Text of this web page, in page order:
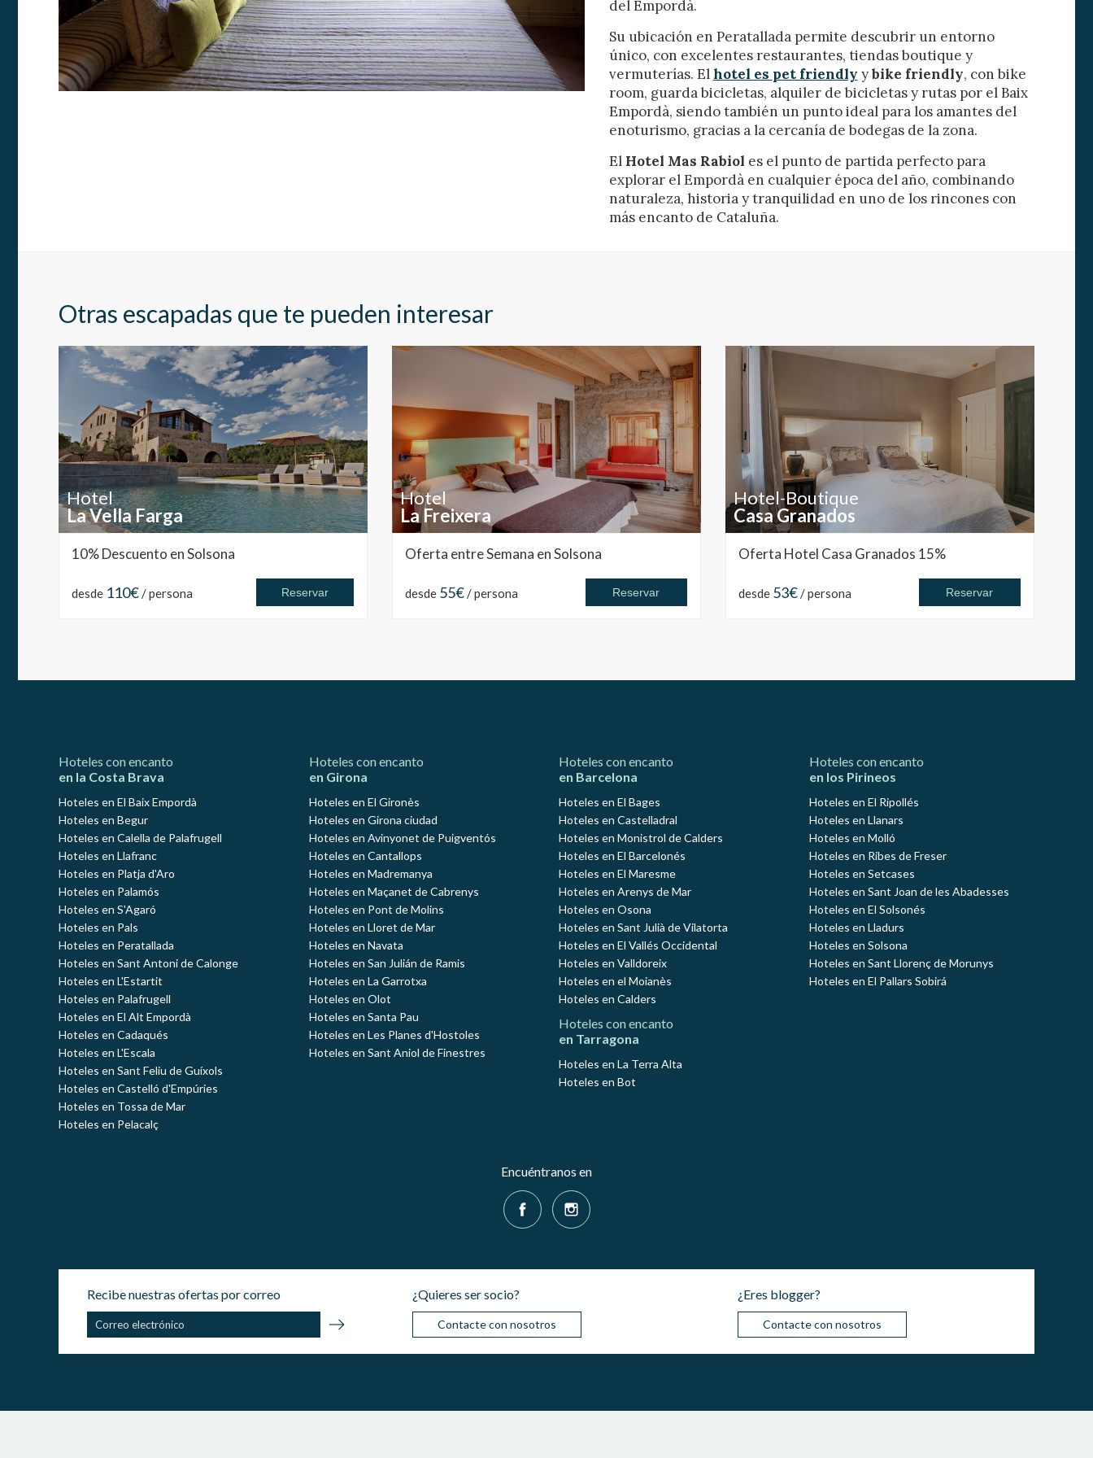
del Empordà.
Su ubicación en Peratallada permite descubrir un entorno
único, con excelentes restaurantes, tiendas boutique y
vermuterías. Elhotel es pet friendly ybike friendly, con bike
room, guarda bicicletas, alquiler de bicicletas y rutas por el Baix
Empordà, siendo también un punto ideal para los amantes del
enoturismo, gracias a la cercanía de bodegas de la zona.
El Hotel Mas Rabiol es el punto de partida perfecto para
explorar el Empordà en cualquier época del año, combinando
naturaleza, historia y tranquilidad en uno de los rincones con
más encanto de Cataluña.
Otras escapadas que te pueden interesar
Hotel
La Vella Farga
10% Descuento en Solsona
desde 110€/ persona Reservar
Hotel
La Freixera
Oferta entre Semana en Solsona
desde 55€/ persona Reservar
Hotel-Boutique
Casa Granados
Oferta Hotel Casa Granados 15%
desde 53€/ persona Reservar
Hoteles con encanto
en la Costa Brava
Hoteles en El Baix Empordà
Hoteles en Begur
Hoteles en Calella de Palafrugell
Hoteles en Llafranc
Hoteles en Platja d'Aro
Hoteles en Palamós
Hoteles en S'Agaró
Hoteles en Pals
Hoteles en Peratallada
Hoteles en Sant Antoni de Calonge
Hoteles en L'Estartit
Hoteles en Palafrugell
Hoteles en El Alt Empordà
Hoteles en Cadaqués
Hoteles en L'Escala
Hoteles en Sant Feliu de Guíxols
Hoteles en Castelló d'Empúries
Hoteles en Tossa de Mar
Hoteles en Pelacalç
Hoteles con encanto
en Girona
Hoteles en El Gironès
Hoteles en Girona ciudad
Hoteles en Avinyonet de Puigventós
Hoteles en Cantallops
Hoteles en Madremanya
Hoteles en Maçanet de Cabrenys
Hoteles en Pont de Molins
Hoteles en Lloret de Mar
Hoteles en Navata
Hoteles en San Julián de Ramis
Hoteles en La Garrotxa
Hoteles en Olot
Hoteles en Santa Pau
Hoteles en Les Planes d'Hostoles
Hoteles en Sant Aniol de Finestres
Hoteles con encanto
en Barcelona
Hoteles en El Bages
Hoteles en Castelladral
Hoteles en Monistrol de Calders
Hoteles en El Barcelonés
Hoteles en El Maresme
Hoteles en Arenys de Mar
Hoteles en Osona
Hoteles en Sant Julià de Vilatorta
Hoteles en El Vallés Occidental
Hoteles en Valldoreix
Hoteles en el Moianès
Hoteles en Calders
Hoteles con encanto
en Tarragona
Hoteles en La Terra Alta
Hoteles en Bot
Hoteles con encanto
en los Pirineos
Hoteles en El Ripollés
Hoteles en Llanars
Hoteles en Molló
Hoteles en Ribes de Freser
Hoteles en Setcases
Hoteles en Sant Joan de les Abadesses
Hoteles en El Solsonés
Hoteles en Lladurs
Hoteles en Solsona
Hoteles en Sant Llorenç de Morunys
Hoteles en El Pallars Sobirá
Encuéntranos en
Recibe nuestras ofertas por correo ¿Quieres ser socio?
Contacte con nosotros
¿Eres blogger?
Contacte con nosotros
Estas cookies son utilizadas para almacenar información sobre las preferencias y
elecciones personales del usuario a través de la observación continuada de sus
hábitos de navegación. Gracias a ellas, podemos conocer los hábitos de navegación
en el sitio web y mostrar publicidad relacionada con el perfil de navegación del
usuario.
Aceptar todas